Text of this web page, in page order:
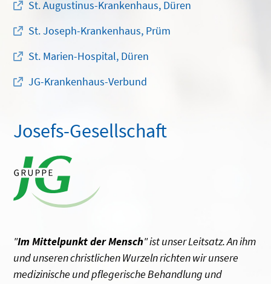
St. Augustinus-Krankenhaus, Düren
St. Joseph-Krankenhaus, Prüm
St. Marien-Hospital, Düren
JG-Krankenhaus-Verbund
Josefs-Gesellschaft
"Im Mittelpunkt der Mensch" ist unser Leitsatz. An ihm
und unseren christlichen Wurzeln richten wir unsere
medizinische und pflegerische Behandlung und